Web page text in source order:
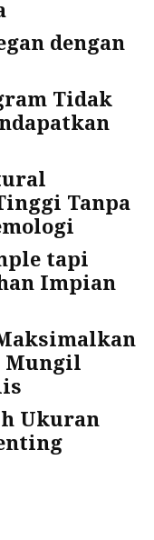
dengan
Tidak
Tanpa
tapi
Impian
Mungil
Ukuran